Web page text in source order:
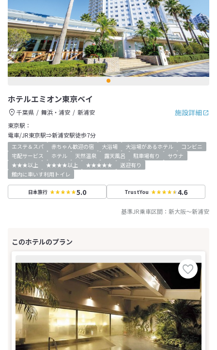
ホテルエミオン東京ベイ
施設詳細
千葉県 舞浜・浦安
新浦安
東京駅：
電車/JR東京駅⇒新浦安駅徒歩7分
エステ＆スパ 赤ちゃん歓迎の宿 大浴場 大浴場があるホテル
コンビニ
宅配サービス
ホテル 天然温泉 露天風呂 駐車場有り
サウナ
★★★以上
★★★★以上 ★★★★★
送迎有り
館内に車いす利用トイレ
日本旅行 5.0 TrustYou 4.6
基準JR乗車区間： 新大阪～新浦安